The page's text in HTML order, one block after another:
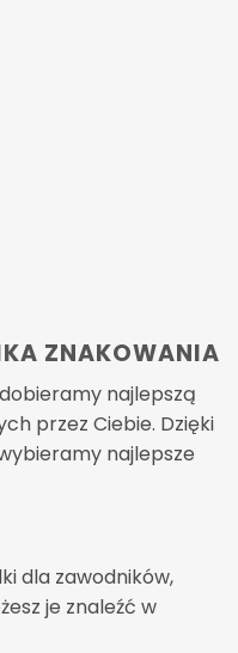
ZNAKOWANIA
najlepszą
przez Ciebie. Dzięki
najlepsze
dla zawodników,
je znaleźć w